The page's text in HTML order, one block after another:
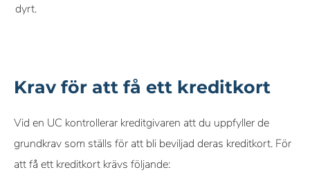
dyrt.
Krav för att få ett kreditkort
Vid en UC kontrollerar kreditgivaren att du uppfyller de
grundkrav som ställs för att bli beviljad deras kreditkort. För
att få ett kreditkort krävs följande: